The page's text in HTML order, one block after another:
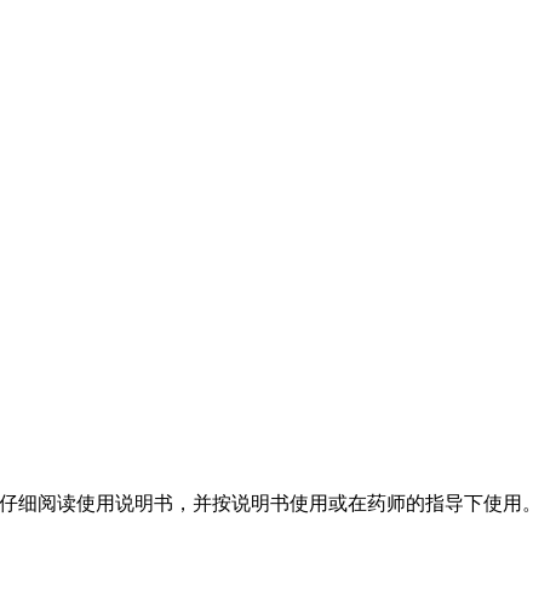
阅读使用说明书，并按说明书使用或在药师的指导下使用。